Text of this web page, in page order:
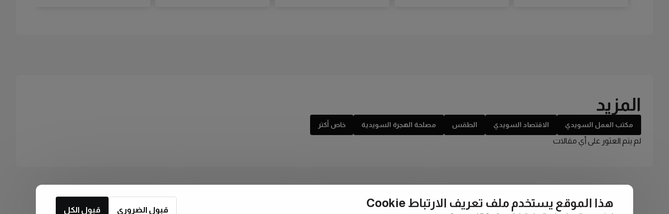
المزيد
مكتب العمل السويدي الاقتصاد السويدي الطقس مصلحة الهجرة السويدية خاص أكتر
لم يتم العثور على أي مقالات
هذا الموقع يستخدم ملف تعريف الارتباط Cookie
قبول الكل قبول الضروري